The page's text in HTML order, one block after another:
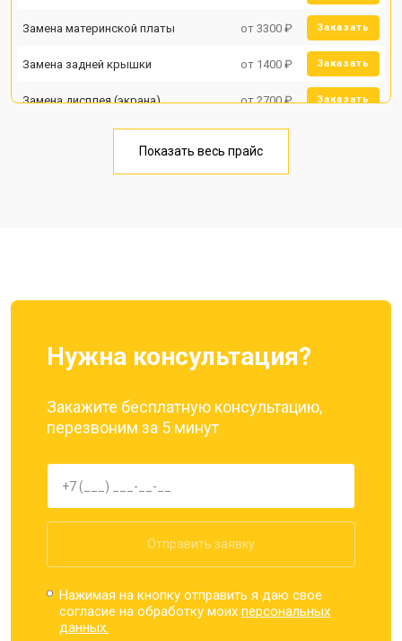
Замена материнской платы от 3300 ₽ Заказать
Замена задней крышки от 1400 ₽ Заказать
Замена дисплея (экрана) от 2700 ₽ Заказать
Замена кнопки включения от 1750 ₽
Показать весь прайс
Нужна консультация?
Закажите бесплатную консультацию,
перезвоним за 5 минут
Отправить заявку
Нажимая на кнопку отправить я даю свое
согласие на обработку моихперсональных
данных.